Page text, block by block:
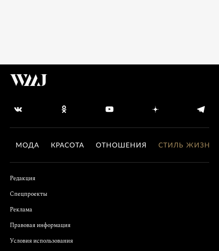
МОДА КРАСОТА ОТНОШЕНИЯ СТИЛЬ ЖИЗНИ
Редакция
Спецпроекты
Реклама
Правовая информация
Условия использования